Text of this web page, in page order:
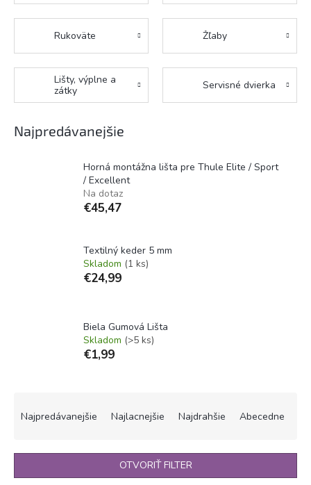
Rukoväte Žľaby
Lišty, výplne a
zátky
Servisné dvierka
Najpredávanejšie
Horná montážna lišta pre Thule Elite / Sport
/ Excellent
Na dotaz
€45,47
Textilný keder 5 mm
Skladom (1 ks)
€24,99
Biela Gumová Lišta
Skladom (>5 ks)
€1,99
i
Najpredávanejšie Najlacnejšie Najdrahšie Abecedne
OTVORIŤ FILTER